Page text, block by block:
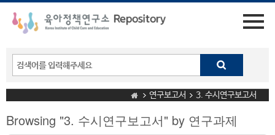
연구보고서 3. 수시연구보고서
Browsing "3. 수시연구보고서" by 연구과제